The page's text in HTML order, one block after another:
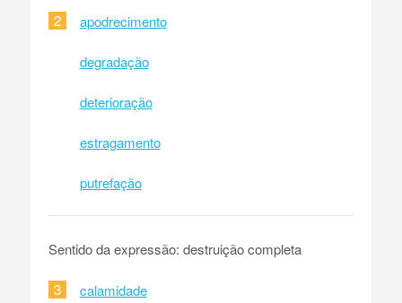
2 apodrecimento
degradação
deterioração
estragamento
putrefação
Sentido da expressão: destruição completa
3 calamidade